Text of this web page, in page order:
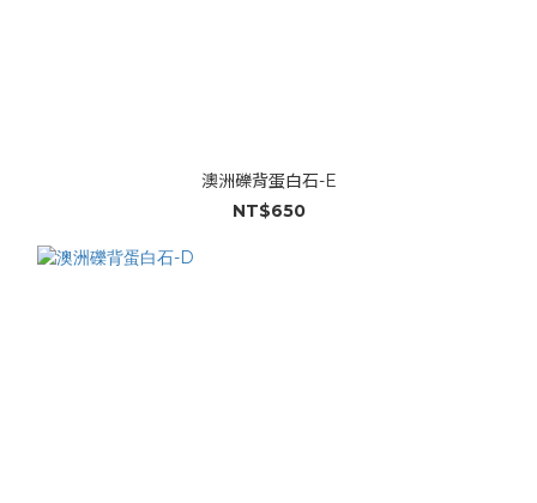
澳洲礫背蛋白石-E
NT$650